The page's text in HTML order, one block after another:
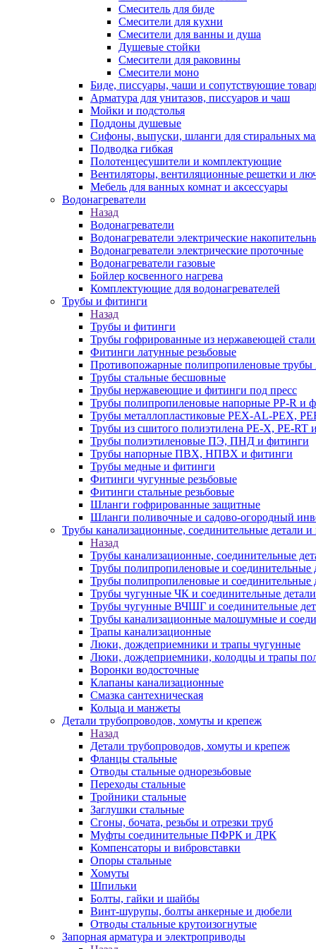
Смеситель для биде
Смесители для кухни
Смесители для ванны и душа
Душевые стойки
Смесители для раковины
Смесители моно
Биде, писсуары, чаши и сопутствующие
Арматура для унитазов, писсуаров и чаш
Мойки и подстолья
Поддоны душевые
Сифоны, выпуски, шланги для стиральных
Подводка гибкая
Полотенцесушители и комплектующие
Вентиляторы, вентиляционные решетки и
Мебель для ванных комнат и аксессуары
Водонагреватели
Назад
Водонагреватели
Водонагреватели электрические
Водонагреватели электрические проточные
Водонагреватели газовые
Бойлер косвенного нагрева
Комплектующие для водонагревателей
Трубы и фитинги
Назад
Трубы и фитинги
Трубы гофрированные из нержавеющей
Фитинги латунные резьбовые
Противопожарные полипропиленовые
Трубы стальные бесшовные
Трубы нержавеющие и фитинги под пресс
Трубы полипропиленовые напорные PP-R и
Трубы металлопластиковые PEX-AL-PEX,
Трубы из сшитого полиэтилена PE-X, PE-RT
Трубы полиэтиленовые ПЭ, ПНД и фитинги
Трубы напорные ПВХ, НПВХ и фитинги
Трубы медные и фитинги
Фитинги чугунные резьбовые
Фитинги стальные резьбовые
Шланги гофрированные защитные
Шланги поливочные и садово-огородный
Трубы канализационные, соединительные детали и
Назад
Трубы канализационные, соединительные
Трубы полипропиленовые и соединительные
Трубы полипропиленовые и соединительные
Трубы чугунные ЧК и соединительные детали
Трубы чугунные ВЧШГ и соединительные
Трубы канализационные малошумные и
Трапы канализационные
Люки, дождеприемники и трапы чугунные
Люки, дождеприемники, колодцы и трапы
Воронки водосточные
Клапаны канализационные
Смазка сантехническая
Кольца и манжеты
Детали трубопроводов, хомуты и крепеж
Назад
Детали трубопроводов, хомуты и крепеж
Фланцы стальные
Отводы стальные однорезьбовые
Переходы стальные
Тройники стальные
Заглушки стальные
Сгоны, бочата, резьбы и отрезки труб
Муфты соединительные ПФРК и ДРК
Компенсаторы и вибровставки
Опоры стальные
Хомуты
Шпильки
Болты, гайки и шайбы
Винт-шурупы, болты анкерные и дюбели
Отводы стальные крутоизогнутые
Запорная арматура и электроприводы